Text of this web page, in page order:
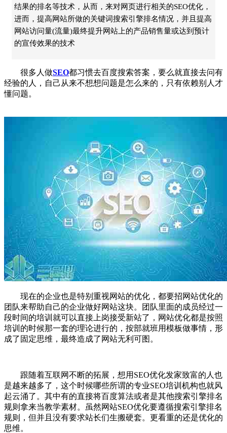
结果的排名等技术，从而，来对网页进行相关的SEO优化，
进而，提高网站所做的关键词搜索引擎排名情况，并且提高
网站访问量(流量)最终提升网站上的产品销售量或达到预计
的宣传效果的技术
很多人做SEO都习惯去百度搜索答案，要么就直接去问有
经验的人，自己从来不想想问题是怎么来的，只有依赖别人才
懂问题。
现在的企业也是特别重视网站的优化，都要招网站优化的
团队来帮助自己的企业做好网站这块。团队里面的成员经过一
段时间的培训就可以直接上岗接受新站了，网站优化都是按照
培训的时候那一套的理论进行的，按部就班用模板做事情，形
成了固定思维，最终造成了网站无利可图。
跟随着互联网不断的拓展，想用SEO优化发家致富的人也
是越来越多了，这个时候哪些所谓的专业SEO培训机构也就风
起云涌了。其中有的直接将百度算法或者是其他搜索引擎排名
规则拿来当教学素材。虽然网站SEO优化要遵循搜索引擎排名
规则，但并且没有要求站长们生搬硬套。更看重的还是优化的
思维。